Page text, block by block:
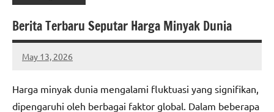
Berita Terbaru Seputar Harga Minyak Dunia
May 13, 2026
adminbuc
Harga minyak dunia mengalami fluktuasi yang signifikan,
dipengaruhi oleh berbagai faktor global. Dalam beberapa